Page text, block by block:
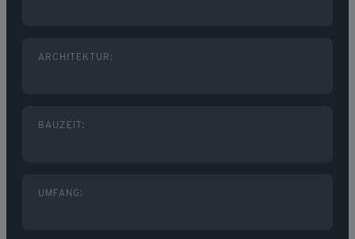
ARCHITEKTUR:
BAUZEIT:
UMFANG: